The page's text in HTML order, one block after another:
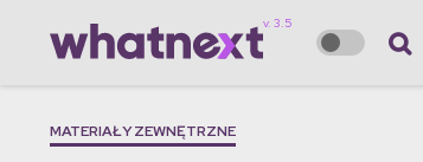
MATERIAŁY ZEWNĘTRZNE